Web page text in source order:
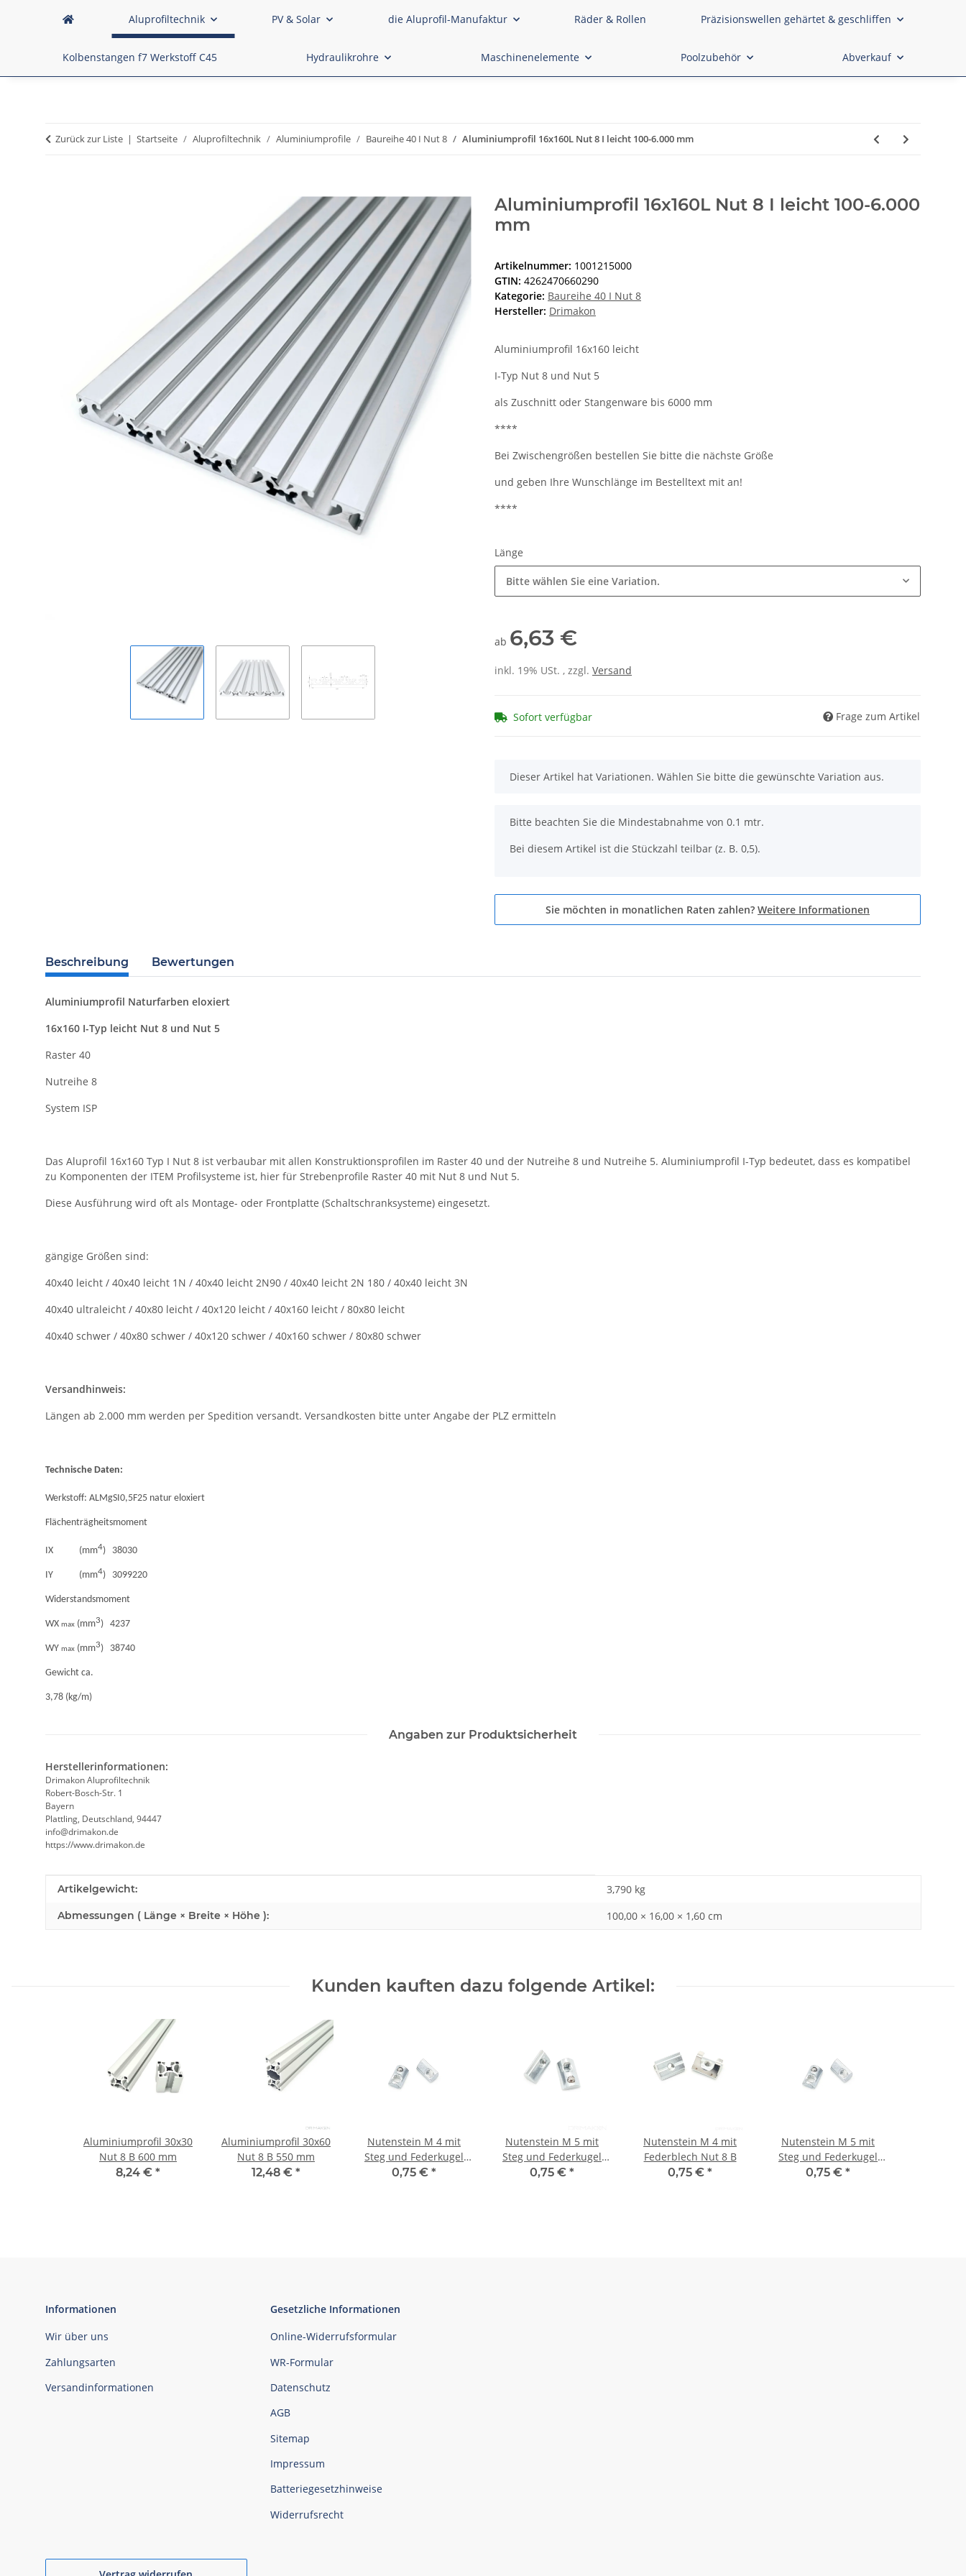
Aluprofiltechnik PV & Solar die Aluprofil-Manufaktur Räder & Rollen Präzisionswellen gehärtet & geschliffen
Kolbenstangen f7 Werkstoff C45 Hydraulikrohre Maschinenelemente Poolzubehör Abverkauf
Zurück zur Liste Startseite Aluprofiltechnik Aluminiumprofile Baureihe 40 I Nut 8 Aluminiumprofil 16x160L Nut 8 I leicht 100-6.000 mm
Aluminiumprofil 16x160L Nut 8 I leicht 100-6.000
mm
Artikelnummer: 1001215000
GTIN: 4262470660290
Kategorie: Baureihe 40 I Nut 8
Hersteller: Drimakon
Aluminiumprofil 16x160 leicht
I-Typ Nut 8 und Nut 5
als Zuschnitt oder Stangenware bis 6000 mm
****
Bei Zwischengrößen bestellen Sie bitte die nächste Größe
und geben Ihre Wunschlänge im Bestelltext mit an!
****
Länge
Bitte wählen Sie eine Variation.
ab 6,63 €
inkl. 19% USt. , zzgl. Versand
Sofort verfügbar Frage zum Artikel
x
Dieser Artikel hat Variationen. Wählen Sie bitte die gewünschte Variation aus.
x
Bitte beachten Sie die Mindestabnahme von 0.1 mtr.
Bei diesem Artikel ist die Stückzahl teilbar (z. B. 0,5).
Sie möchten in monatlichen Raten zahlen? Weitere Informationen
Beschreibung Bewertungen
Aluminiumprofil Naturfarben eloxiert
16x160 I-Typ leicht Nut 8 und Nut 5
Raster 40
Nutreihe 8
System ISP
Das Aluprofil 16x160 Typ I Nut 8 ist verbaubar mit allen Konstruktionsprofilen im Raster 40 und der Nutreihe 8 und Nutreihe 5. Aluminiumprofil I-Typ bedeutet, dass es kompatibel
zu Komponenten der ITEM Profilsysteme ist, hier für Strebenprofile Raster 40 mit Nut 8 und Nut 5.
Diese Ausführung wird oft als Montage- oder Frontplatte (Schaltschranksysteme) eingesetzt.
gängige Größen sind:
40x40 leicht / 40x40 leicht 1N / 40x40 leicht 2N90 / 40x40 leicht 2N 180 / 40x40 leicht 3N
40x40 ultraleicht / 40x80 leicht / 40x120 leicht / 40x160 leicht / 80x80 leicht
40x40 schwer / 40x80 schwer / 40x120 schwer / 40x160 schwer / 80x80 schwer
Versandhinweis:
Längen ab 2.000 mm werden per Spedition versandt. Versandkosten bitte unter Angabe der PLZ ermitteln
Technische Daten:
Werkstoff: ALMgSI0,5F25 natur eloxiert
Flächenträgheitsmoment
IX (mm4) 38030
IY (mm4) 3099220
Widerstandsmoment
WX max (mm3) 4237
WY max (mm3) 38740
Gewicht ca.
3,78 (kg/m)
Angaben zur Produktsicherheit
Herstellerinformationen:
Drimakon Aluprofiltechnik
Robert-Bosch-Str. 1
Bayern
Plattling, Deutschland, 94447
info@drimakon.de
https://www.drimakon.de
Produkteigenschaft
Wert
Artikelgewicht: 3,790 kg
Abmessungen ( Länge × Breite × Höhe ): 100,00 × 16,00 × 1,60 cm
Kunden kauften dazu folgende Artikel:
Aluminiumprofil 30x30
Nut 8 B 600 mm
8,24 € *
Aluminiumprofil 30x60
Nut 8 B 550 mm
12,48 € *
Nutenstein M 4 mit
Steg und Federkugel
Nut 5 I
0,75 € *
Nutenstein M 5 mit
Steg und Federkugel
Nut 8 I
0,75 € *
Nutenstein M 4 mit
Federblech Nut 8 B
0,75 € *
Nutenstein M 5 mit
Steg und Federkugel
Nut 5 I
0,75 € *
Informationen
Wir über uns
Zahlungsarten
Versandinformationen
Gesetzliche Informationen
Online-Widerrufsformular
WR-Formular
Datenschutz
AGB
Sitemap
Impressum
Batteriegesetzhinweise
Widerrufsrecht